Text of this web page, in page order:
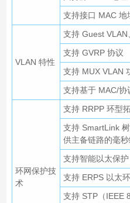
支持接口 MAC 地
VLAN 特性
支持 Guest VLAN
支持 GVRP 协议
支持 MUX VLAN
支持基于 MAC/协
环网保护技
术
支持 RRPP 环型
支持 SmartLink
供主备链路的毫
支持智能以太保
支持 ERPS 以太
支持 STP（IEEE